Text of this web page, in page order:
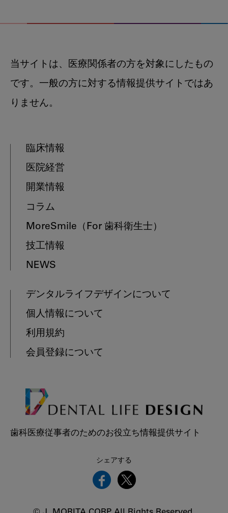
当サイトは、医療関係者の方を対象にしたもの
です。一般の方に対する情報提供サイトではあ
りません。
臨床情報
医院経営
開業情報
コラム
MoreSmile （For 歯科衛生士）
技工情報
NEWS
デンタルライフデザインについて
個人情報について
利用規約
会員登録について
歯科医療従事者のためのお役立ち情報提供サイト
シェアする